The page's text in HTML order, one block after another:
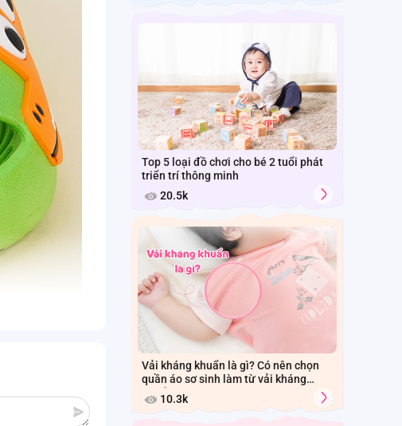
Top 5 loại đồ chơi cho bé 2 tuổi phát
triển trí thông minh
20.5k
Vải kháng khuẩn là gì? Có nên chọn
quần áo sơ sinh làm từ vải kháng
khuẩn cho bé?
10.3k